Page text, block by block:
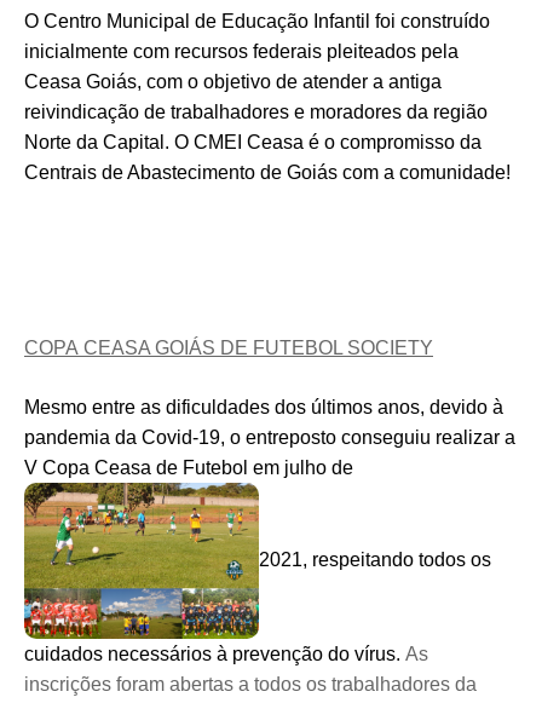
O Centro Municipal de Educação Infantil foi construído
inicialmente com recursos federais pleiteados pela
Ceasa Goiás, com o objetivo de atender a antiga
reivindicação de trabalhadores e moradores da região
Norte da Capital. O CMEI Ceasa é o compromisso da
Centrais de Abastecimento de Goiás com a comunidade!
COPA CEASA GOIÁS DE FUTEBOL SOCIETY
Mesmo entre as dificuldades dos últimos anos, devido à
pandemia da Covid-19, o entreposto conseguiu realizar a
V Copa Ceasa de Futebol em julho de
2021, respeitando todos os
cuidados necessários à prevenção do vírus. As
inscrições foram abertas a todos os trabalhadores da